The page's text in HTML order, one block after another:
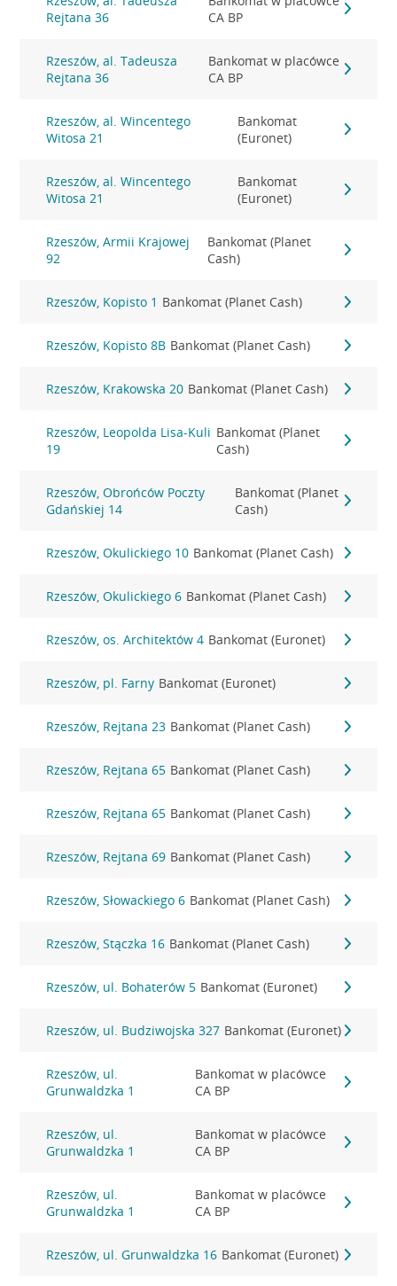
Rejtana 36
CA BP
Rzeszów, al. Tadeusza
Rejtana 36
Bankomat w placówce
CA BP
Rzeszów, al. Wincentego
Witosa 21
Bankomat
(Euronet)
Rzeszów, al. Wincentego
Witosa 21
Bankomat
(Euronet)
Rzeszów, Armii Krajowej
92
Bankomat (Planet
Cash)
Rzeszów, Kopisto 1 Bankomat (Planet Cash)
Rzeszów, Kopisto 8B Bankomat (Planet Cash)
Rzeszów, Krakowska 20 Bankomat (Planet Cash)
Rzeszów, Leopolda Lisa-Kuli
19
Bankomat (Planet
Cash)
Rzeszów, Obrońców Poczty
Gdańskiej 14
Bankomat (Planet
Cash)
Rzeszów, Okulickiego 10 Bankomat (Planet Cash)
Rzeszów, Okulickiego 6 Bankomat (Planet Cash)
Rzeszów, os. Architektów 4 Bankomat (Euronet)
Rzeszów, pl. Farny Bankomat (Euronet)
Rzeszów, Rejtana 23 Bankomat (Planet Cash)
Rzeszów, Rejtana 65 Bankomat (Planet Cash)
Rzeszów, Rejtana 65 Bankomat (Planet Cash)
Rzeszów, Rejtana 69 Bankomat (Planet Cash)
Rzeszów, Słowackiego 6 Bankomat (Planet Cash)
Rzeszów, Stączka 16 Bankomat (Planet Cash)
Rzeszów, ul. Bohaterów 5 Bankomat (Euronet)
Rzeszów, ul. Budziwojska 327 Bankomat (Euronet)
Rzeszów, ul.
Grunwaldzka 1
Bankomat w placówce
CA BP
Rzeszów, ul.
Grunwaldzka 1
Bankomat w placówce
CA BP
Rzeszów, ul.
Grunwaldzka 1
Bankomat w placówce
CA BP
Rzeszów, ul. Grunwaldzka 16 Bankomat (Euronet)